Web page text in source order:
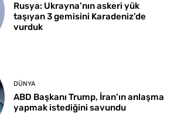
Rusya: Ukrayna’nın askeri yük
taşıyan 3 gemisini Karadeniz’de
vurduk
DÜNYA
ABD Başkanı Trump, İran’ın anlaşma
yapmak istediğini savundu